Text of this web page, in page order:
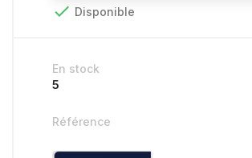
 Disponible
En stock
5
Référence